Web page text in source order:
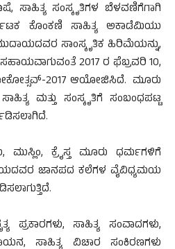
ಸಾಹಿತ್ಯ ಸಂಸ್ಕೃತಿಗಳ ಬೆಳವಣಿಗೆಗಾಗಿ
ಕೊಂಕಣಿ ಸಾಹಿತ್ಯ ಅಕಾಡೆಮಿಯು
ಸಾಂಸ್ಕೃತಿಕ ಹಿರಿಮೆಯನ್ನು,
2017 ರ ಫೆಬ್ರವರಿ 10,
ಲೋಕೋತ್ಸವ್-2017 ಆಯೋಜಿಸಿದೆ. ಮೂರು
ಮತ್ತು ಸಂಸ್ಕೃತಿಗೆ ಸಂಬಂಧಪಟ್ಟ
ಕ್ರೈಸ್ತ ಮೂರು ಧರ್ಮಗಳಿಗೆ
ಜಾನಪದ ಕಲೆಗಳ ವೈವಿಧ್ಯಮಯ
ಪ್ರಕಾರಗಳು, ಸಾಹಿತ್ಯ ಸಂವಾದಗಳು,
ಸಾಹಿತ್ಯ ವಿಚಾರ ಸಂಕಿರಣಗಳು